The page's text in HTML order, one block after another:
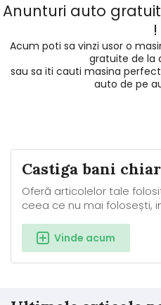
Anunturi auto
!
Acum poti sa vinzi usor o
gratuite de la
sau sa iti cauti masina
auto de pe
Castiga bani
Oferă articolelor tale
ceea ce nu mai folosești,
Vinde acum